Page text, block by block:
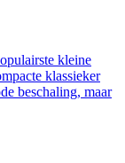
kleine
klassieker
beschaling, maar